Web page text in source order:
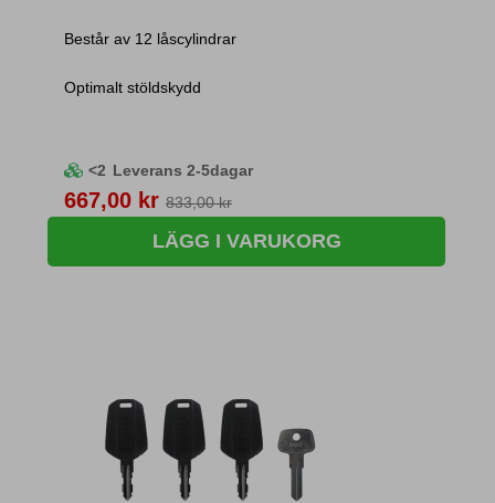
Består av 12 låscylindrar
Optimalt stöldskydd
<2 Leverans 2-5dagar
Pris
667,00 kr 833,00 kr
LÄGG I VARUKORG